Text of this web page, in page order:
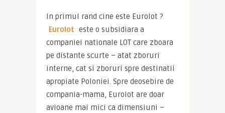
Eurolot este o subsidiara a
companiei nationale LOT care zboara
pe distante scurte – atat zboruri
interne, cat si zboruri spre destinatii
apropiate Poloniei. Spre deosebire de
compania-mama, Eurolot are doar
avioane mai mici ca dimensiuni –